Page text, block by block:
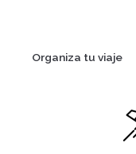
Organiza tu viaje